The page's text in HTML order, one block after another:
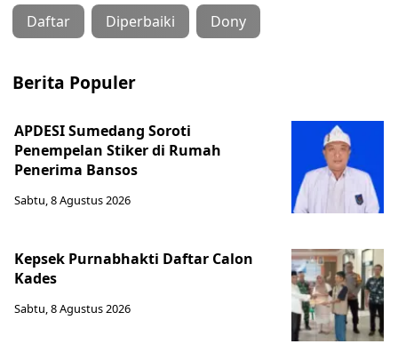
Daftar Diperbaiki Dony
Berita Populer
APDESI Sumedang Soroti
Penempelan Stiker di Rumah
Penerima Bansos
Sabtu, 8 Agustus 2026
Kepsek Purnabhakti Daftar Calon
Kades
Sabtu, 8 Agustus 2026